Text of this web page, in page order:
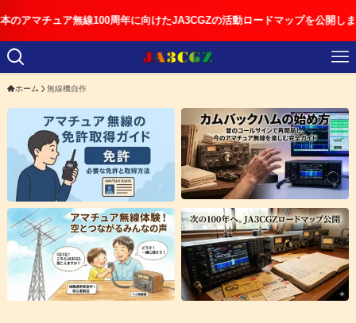
チュア無線100周年に向けたJA3CGZの活動ロードマップを公開しました
ホーム 無線機自作